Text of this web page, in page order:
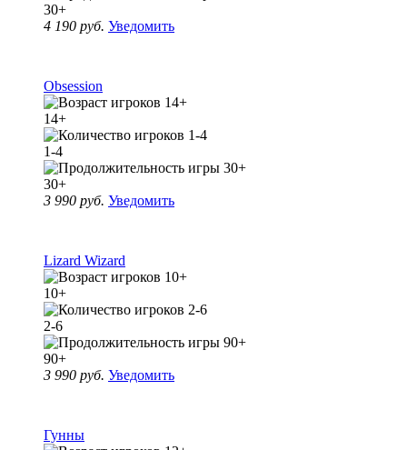
30+
4 190 руб. Уведомить
Obsession
14+
1-4
30+
3 990 руб. Уведомить
Lizard Wizard
10+
2-6
90+
3 990 руб. Уведомить
Гунны